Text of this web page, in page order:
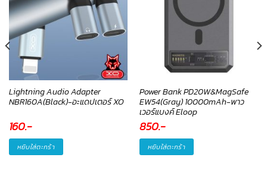
Lightning Audio Adapter
NBR160A(Black)-อะแดปเตอร์ XO
160.-
หยิบใส่ตะกร้า
Power Bank PD20W&MagSafe
EW54(Gray) 10000mAh-พาว
เวอร์แบงค์ Eloop
850.-
หยิบใส่ตะกร้า